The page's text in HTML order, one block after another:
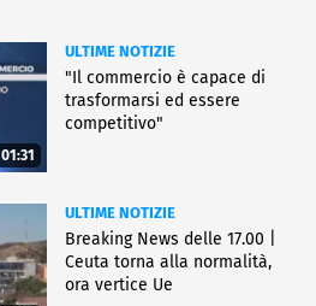
01:31
ULTIME NOTIZIE
"Il commercio è capace di
trasformarsi ed essere
competitivo"
ULTIME NOTIZIE
Breaking News delle 17.00 |
Ceuta torna alla normalità,
ora vertice Ue